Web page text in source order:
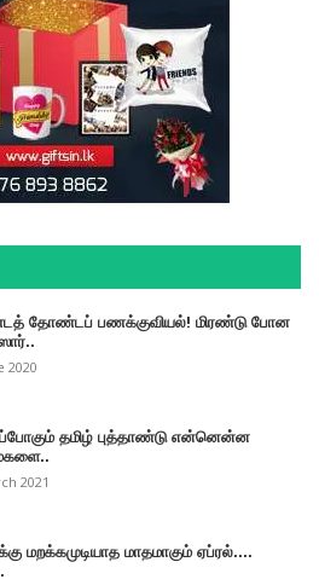
தோண்டப் பணக்குவியல்! மிரண்டு போன
2020
தமிழ் புத்தாண்டு என்னென்ன
2021
மறக்கமுடியாத மாதமாகும் ஏப்ரல்....